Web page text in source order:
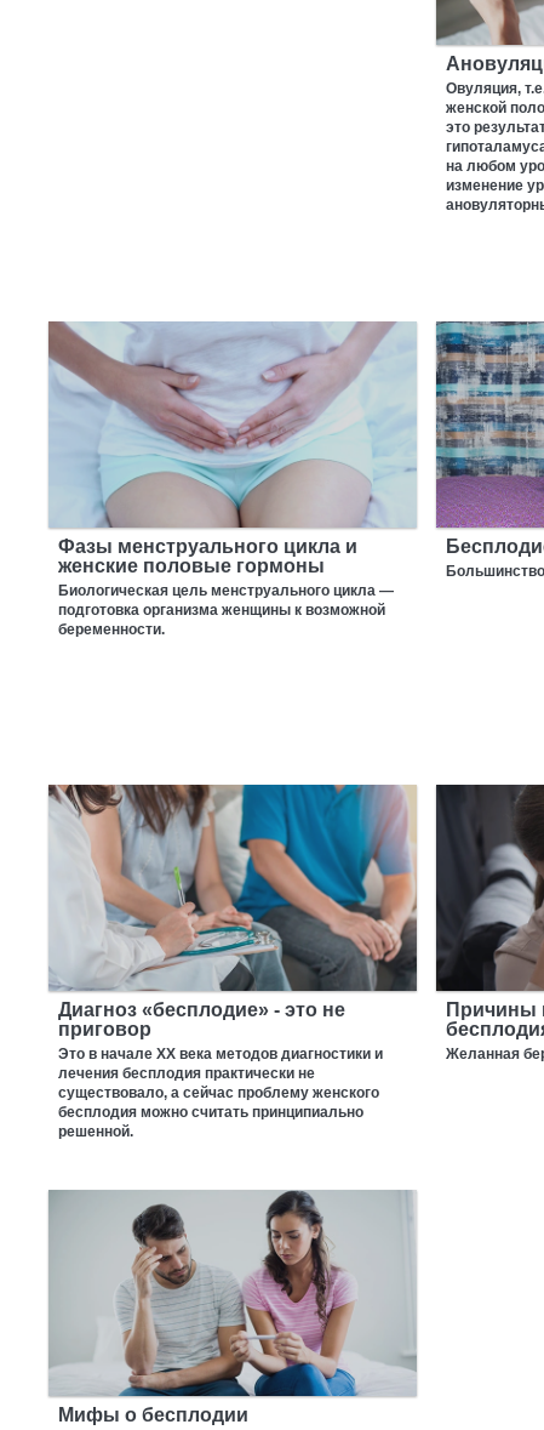
Овуляция,
женской
это
на любом
изменение
Фазы менструального цикла и
женские половые гормоны
Биологическая цель менструального цикла —
подготовка организма женщины к возможной
беременности.
Диагноз «бесплодие» - это не
приговор
Это в начале XX века методов диагностики и
лечения бесплодия практически не
существовало, а сейчас проблему женского
бесплодия можно считать принципиально
решенной.
Причины
Желанная
Мифы о бесплодии